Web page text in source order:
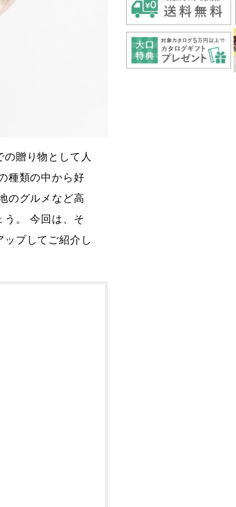
贈り物として人
種類の中から好
のグルメなど高
う。 今回は、そ
プしてご紹介し